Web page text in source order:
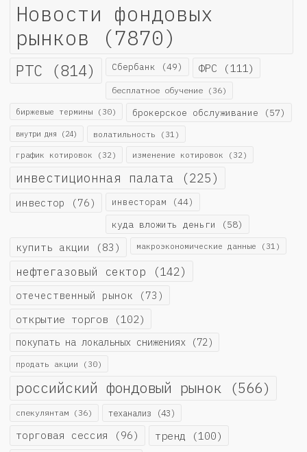
Новости фондовых
рынков (7870)
РТС (814) Сбербанк (49) ФРС (111)
бесплатное обучение (36)
биржевые термины (30) брокерское обслуживание (57)
внутри дня (24) волатильность (31)
график котировок (32) изменение котировок (32)
инвестиционная палата (225)
инвестор (76) инвесторам (44)
куда вложить деньги (58)
купить акции (83) макроэкономические данные (31)
нефтегазовый сектор (142)
отечественный рынок (73)
открытие торгов (102)
покупать на локальных снижениях (72)
продать акции (30)
российский фондовый рынок (566)
спекулянтам (36) теханализ (43)
торговая сессия (96) тренд (100)